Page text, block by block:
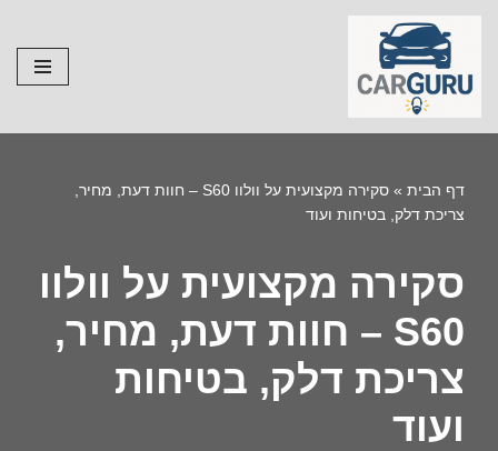
Skip
to
content
דף הבית »
סקירה מקצועית על וולוו S60 – חוות דעת, מחיר,
צריכת דלק, בטיחות ועוד
סקירה מקצועית על וולוו
S60 – חוות דעת, מחיר,
צריכת דלק, בטיחות
ועוד